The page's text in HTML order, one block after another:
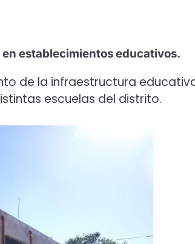
en establecimientos educativos.
de la infraestructura
escuelas del distrito.